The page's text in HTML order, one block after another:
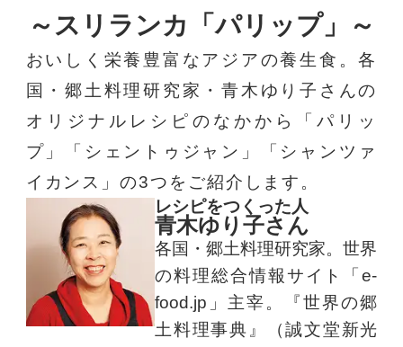
～スリランカ「パリップ」～
おいしく栄養豊富なアジアの養生食。各
国・郷土料理研究家・青木ゆり子さんの
オリジナルレシピのなかから「パリッ
プ」「シェントゥジャン」「シャンツァ
イカンス」の3つをご紹介します。
レシピをつくった人
青木ゆり子さん
各国・郷土料理研究家。世界
の料理総合情報サイト「e-
food.jp」主宰。『世界の郷
土料理事典』（誠文堂新光